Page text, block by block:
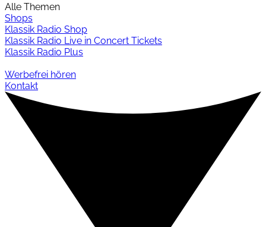
Alle Themen
Shops
Klassik Radio Shop
Klassik Radio Live in Concert Tickets
Klassik Radio Plus
Werbefrei hören
Kontakt